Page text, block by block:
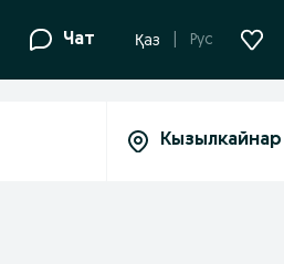
Чат Қаз Рус